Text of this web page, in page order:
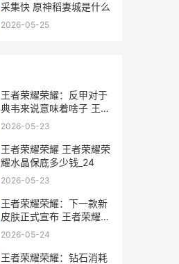
采集快 原神稻妻城是什么
2026-05-25
王者荣耀荣耀：反甲对于
典韦来说意味着啥子 王者
荣耀荣耀水晶保底多少
2026-05-23
王者荣耀荣耀 王者荣耀荣
耀水晶保底多少钱_24
2026-05-23
王者荣耀荣耀：下一款新
皮肤正式宣布 王者荣耀荣
耀称号哪个含金量最高_1
2026-05-24
王者荣耀荣耀：钻石消耗